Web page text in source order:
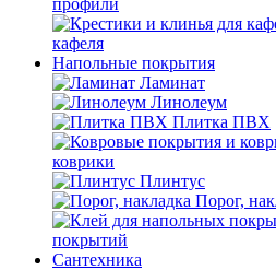
профили
кафеля
Напольные покрытия
Ламинат
Линолеум
Плитка ПВХ
коврики
Плинтус
Порог,
покрытий
Сантехника